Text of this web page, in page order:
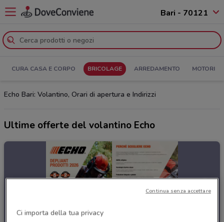
Bari - 70121
CURA CASA E CORPO BRICOLAGE ARREDAMENTO MOTORI
Echo Bari: Volantino, Orari di apertura e Indirizzi
Ultime offerte del volantino Echo
Ci importa della tua privacy
Continua senza accettare